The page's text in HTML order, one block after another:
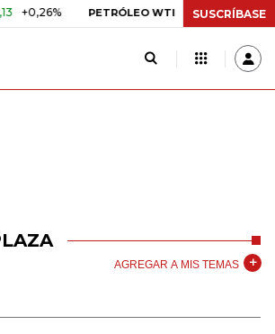
PETRÓLEO WTI US$ 78,01 US$ 2,92
SUSCRÍBASE
AGREGAR A MIS TEMAS